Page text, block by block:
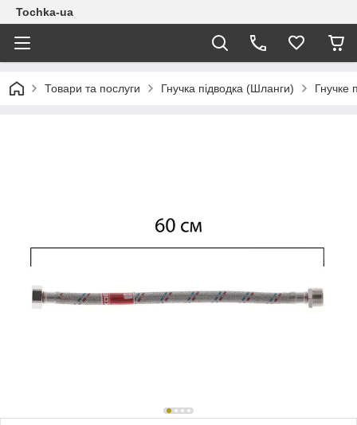
Tochka-ua
Товари та послуги Гнучка підводка (Шланги) Гнучке